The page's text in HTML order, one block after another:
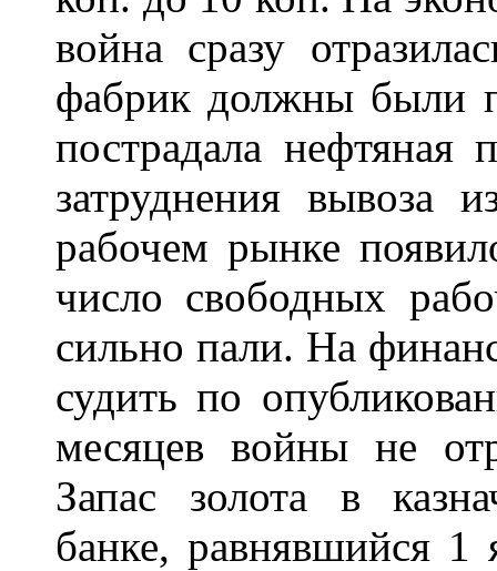
война сразу
фабрик должны были
пострадала нефтяная
затруднения вывоза
рабочем рынке
число свободных
сильно пали. На
судить по
месяцев войны не
Запас золота в
банке, равнявшийся